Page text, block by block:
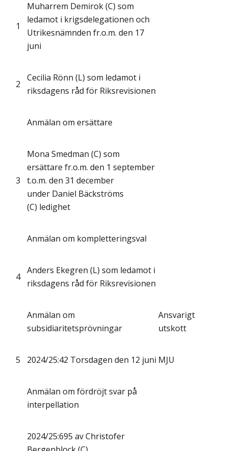
1
Muharrem Demirok (C) som
ledamot i krigsdelegationen och
Utrikesnämnden fr.o.m. den 17
juni
2
Cecilia Rönn (L) som ledamot i
riksdagens råd för Riksrevisionen
Anmälan om ersättare
3
Mona Smedman (C) som
ersättare fr.o.m. den 1 september
t.o.m. den 31 december
under Daniel Bäckströms
(C) ledighet
Anmälan om kompletteringsval
4
Anders Ekegren (L) som ledamot i
riksdagens råd för Riksrevisionen
Anmälan om
subsidiaritetsprövningar
Ansvarigt
utskott
5 2024/25:42 Torsdagen den 12 juni MJU
Anmälan om fördröjt svar på
interpellation
2024/25:695 av Christofer